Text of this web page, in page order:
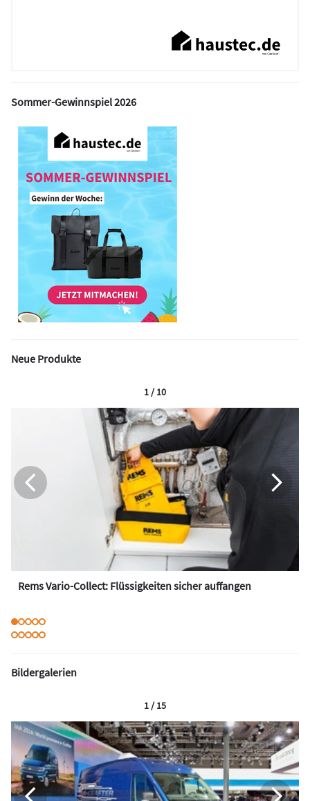
Sommer-Gewinnspiel 2026
Neue Produkte
Rems Vario-Collect: Flüssigkeiten sicher auffangen
1 / 10
Bildergalerien
1 / 15